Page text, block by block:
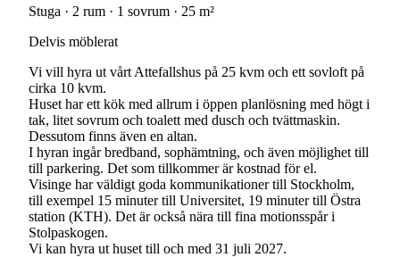
Stuga · 2 rum · 1 sovrum · 25 m²
Delvis möblerat
Vi vill hyra ut vårt Attefallshus på 25 kvm och ett sovloft på
cirka 10 kvm.
Huset har ett kök med allrum i öppen planlösning med högt i
tak, litet sovrum och toalett med dusch och tvättmaskin.
Dessutom finns även en altan.
I hyran ingår bredband, sophämtning, och även möjlighet till
till parkering. Det som tillkommer är kostnad för el.
Visinge har väldigt goda kommunikationer till Stockholm,
till exempel 15 minuter till Universitet, 19 minuter till Östra
station (KTH). Det är också nära till fina motionsspår i
Stolpaskogen.
Vi kan hyra ut huset till och med 31 juli 2027.